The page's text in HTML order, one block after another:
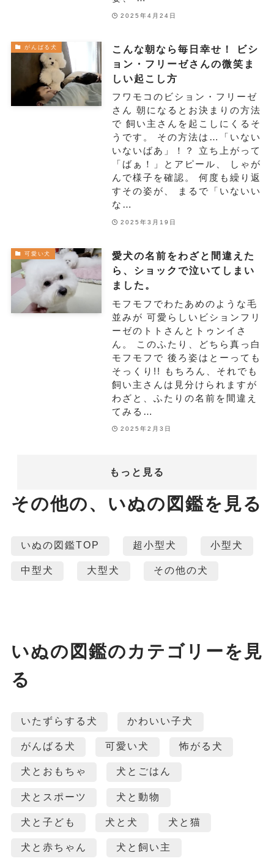
2025年4月24日
がんばる犬
こんな朝なら毎日幸せ！ ビシ
ョン・フリーゼさんの微笑ま
しい起こし方
フワモコのビション・フリーゼ
さん 朝になるとお決まりの方法
で 飼い主さんを起こしにくるそ
うです。 その方法は…「いない
いないばあ」！？ 立ち上がって
「ばぁ！」とアピール、 しゃが
んで様子を確認。 何度も繰り返
すその姿が、 まるで「いないい
な…
2025年3月19日
可愛い犬
愛犬の名前をわざと間違えた
ら、ショックで泣いてしまい
ました。
モフモフでわたあめのような毛
並みが 可愛らしいビションフリ
ーゼのトトさんとトゥンイさ
ん。 このふたり、どちら真っ白
モフモフで 後ろ姿はとーっても
そっくり!! もちろん、それでも
飼い主さんは見分けられますが
わざと、ふたりの名前を間違え
てみる…
2025年2月3日
もっと見る
その他の、いぬの図鑑を見る
いぬの図鑑TOP 超小型犬 小型犬
中型犬 大型犬 その他の犬
いぬの図鑑のカテゴリーを見
る
いたずらする犬 かわいい子犬
がんばる犬 可愛い犬 怖がる犬
犬とおもちゃ 犬とごはん
犬とスポーツ 犬と動物
犬と子ども 犬と犬 犬と猫
犬と赤ちゃん 犬と飼い主